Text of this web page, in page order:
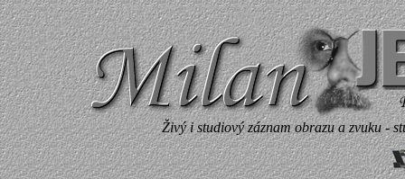
Živý i studiový záznam obrazu a zvuku -